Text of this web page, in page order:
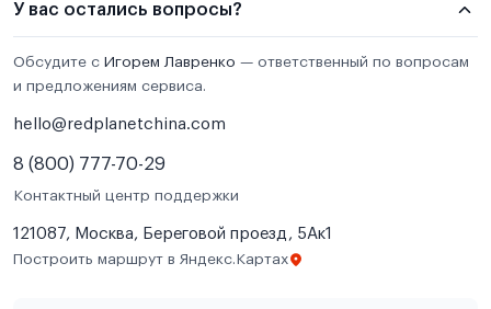
У вас остались вопросы?
Обсудите с Игорем Лавренко — ответственный по вопросам
и предложениям сервиса.
hello@redplanetchina.com
8 (800) 777-70-29
Контактный центр поддержки
121087, Москва, Береговой проезд, 5Ак1
Построить маршрут в Яндекс.Картах